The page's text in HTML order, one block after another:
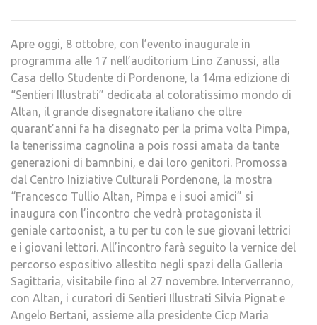
Apre oggi, 8 ottobre, con l’evento inaugurale in
programma alle 17 nell’auditorium Lino Zanussi, alla
Casa dello Studente di Pordenone, la 14ma edizione di
“Sentieri Illustrati” dedicata al coloratissimo mondo di
Altan, il grande disegnatore italiano che oltre
quarant’anni fa ha disegnato per la prima volta Pimpa,
la tenerissima cagnolina a pois rossi amata da tante
generazioni di bamnbini, e dai loro genitori. Promossa
dal Centro Iniziative Culturali Pordenone, la mostra
“Francesco Tullio Altan, Pimpa e i suoi amici” si
inaugura con l’incontro che vedrà protagonista il
geniale cartoonist, a tu per tu con le sue giovani lettrici
e i giovani lettori. All’incontro farà seguito la vernice del
percorso espositivo allestito negli spazi della Galleria
Sagittaria, visitabile fino al 27 novembre. Interverranno,
con Altan, i curatori di Sentieri Illustrati Silvia Pignat e
Angelo Bertani, assieme alla presidente Cicp Maria